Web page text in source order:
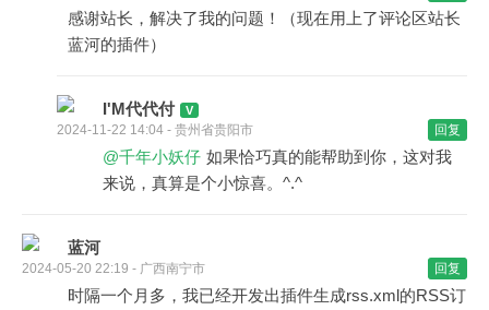
感谢站长，解决了我的问题！（现在用上了评论区站长
蓝河的插件）
I'M代代付
2024-11-22 14:04 - 贵州省贵阳市 回复
@千年小妖仔 如果恰巧真的能帮助到你，这对我
来说，真算是个小惊喜。^.^
蓝河
2024-05-20 22:19 - 广西南宁市 回复
时隔一个月多，我已经开发出插件生成rss.xml的RSS订